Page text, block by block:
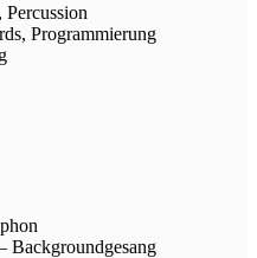
Programmierung
Backgroundgesang